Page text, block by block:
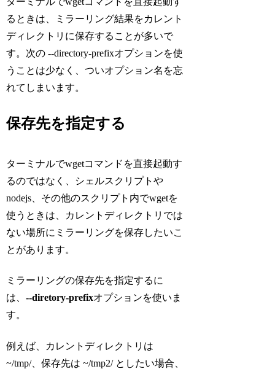
るときは、ミラーリング結果をカレント
ディレクトリに保存することが多いで
す。次の --directory-prefixオプションを使
うことは少なく、ついオプション名を忘
れてしまいます。
保存先を指定する
ターミナルでwgetコマンドを直接起動す
るのではなく、シェルスクリプトや
nodejs、その他のスクリプト内でwgetを
使うときは、カレントディレクトリでは
ない場所にミラーリングを保存したいこ
とがあります。
ミラーリングの保存先を指定するに
は、--diretory-prefixオプションを使いま
す。
例えば、カレントディレクトリは
~/tmp/、保存先は ~/tmp2/ としたい場合、